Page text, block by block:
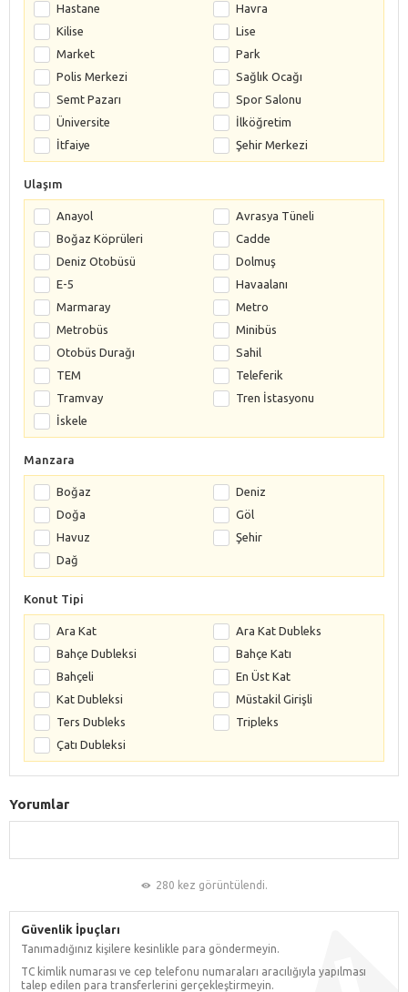
Hastane
Havra
Kilise
Lise
Market
Park
Polis Merkezi
Sağlık Ocağı
Semt Pazarı
Spor Salonu
Üniversite
İlköğretim
İtfaiye
Şehir Merkezi
Ulaşım
Anayol
Avrasya Tüneli
Boğaz Köprüleri
Cadde
Deniz Otobüsü
Dolmuş
E-5
Havaalanı
Marmaray
Metro
Metrobüs
Minibüs
Otobüs Durağı
Sahil
TEM
Teleferik
Tramvay
Tren İstasyonu
İskele
Manzara
Boğaz
Deniz
Doğa
Göl
Havuz
Şehir
Dağ
Konut Tipi
Ara Kat
Ara Kat Dubleks
Bahçe Dubleksi
Bahçe Katı
Bahçeli
En Üst Kat
Kat Dubleksi
Müstakil Girişli
Ters Dubleks
Tripleks
Çatı Dubleksi
Yorumlar
280 kez görüntülendi.
Güvenlik İpuçları
Tanımadığınız kişilere kesinlikle para göndermeyin.
TC kimlik numarası ve cep telefonu numaraları aracılığıyla yapılması
talep edilen para transferlerini gerçekleştirmeyin.